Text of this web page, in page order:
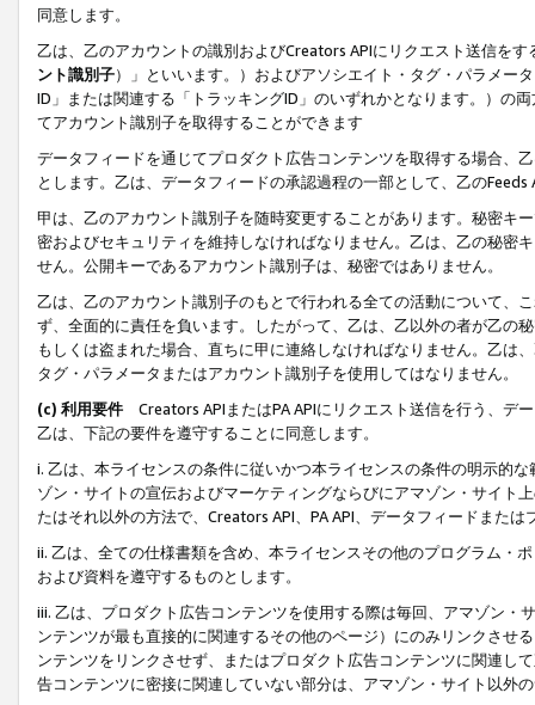
同意します。
乙は、乙のアカウントの識別およびCreators APIにリクエスト送信を
ント識別子）」といいます。）およびアソシエイト・タグ・パラメー
ID」または関連する「トラッキングID」のいずれかとなります。）の
てアカウント識別子を取得することができます
データフィードを通じてプロダクト広告コンテンツを取得する場合、
とします。乙は、データフィードの承認過程の一部として、乙の
甲は、乙のアカウント識別子を随時変更することがあります。秘密キ
密およびセキュリティを維持しなければなりません。乙は、乙の秘密
せん。公開キーであるアカウント識別子は、秘密ではありません。
乙は、乙のアカウント識別子のもとで行われる全ての活動について、
ず、全面的に責任を負います。したがって、乙は、乙以外の者が乙の
もしくは盗まれた場合、直ちに甲に連絡しなければなりません。乙は
タグ・パラメータまたはアカウント識別子を使用してはなりません。
(c) 利用要件 Creators APIまたはPA APIにリクエスト送信を行う、デ
乙は、下記の要件を遵守することに同意します。
i. 乙は、本ライセンスの条件に従いかつ本ライセンスの条件の明示的
ゾン・サイトの宣伝およびマーケティングならびにアマゾン・サイト
たはそれ以外の方法で、Creators API、PA API、データフィードまた
ii. 乙は、全ての仕様書類を含め、本ライセンスその他のプログラム・
および資料を遵守するものとします。
iii. 乙は、プロダクト広告コンテンツを使用する際は毎回、アマゾン
ンテンツが最も直接的に関連するその他のページ）にのみリンクさせ
ンテンツをリンクさせず、またはプロダクト広告コンテンツに関連し
告コンテンツに密接に関連していない部分は、アマゾン・サイト以外